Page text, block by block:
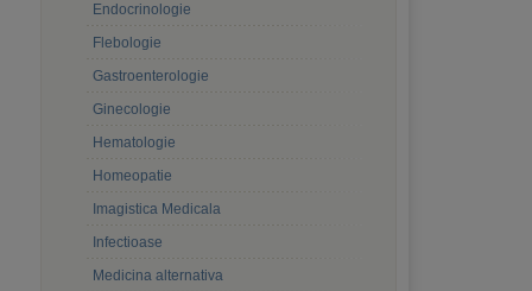
Endocrinologie
Flebologie
Gastroenterologie
Ginecologie
Hematologie
Homeopatie
Imagistica Medicala
Infectioase
Medicina alternativa